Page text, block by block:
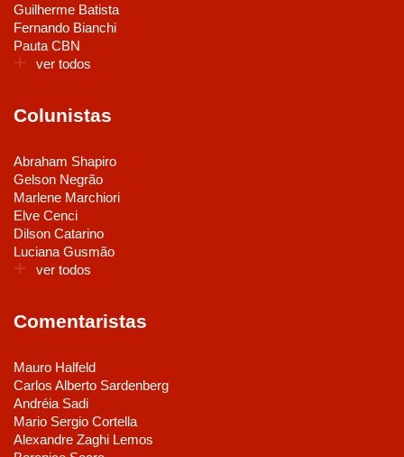
Guilherme Batista
Fernando Bianchi
Pauta CBN
ver todos
Colunistas
Abraham Shapiro
Gelson Negrão
Marlene Marchiori
Elve Cenci
Dilson Catarino
Luciana Gusmão
ver todos
Comentaristas
Mauro Halfeld
Carlos Alberto Sardenberg
Andréia Sadi
Mario Sergio Cortella
Alexandre Zaghi Lemos